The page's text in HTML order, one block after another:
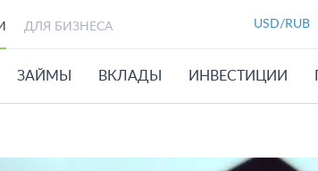
ДЛЯ БИЗНЕСА USD/RUB
ЗАЙМЫ ВКЛАДЫ ИНВЕСТИЦИИ